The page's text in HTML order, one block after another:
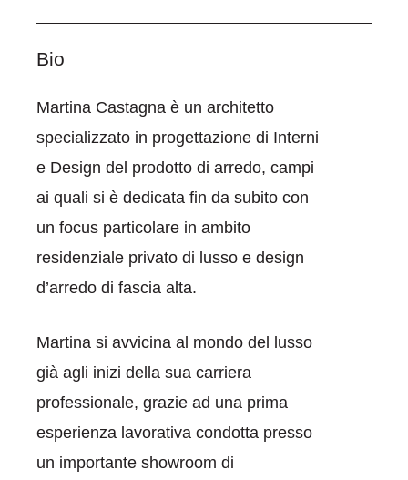
Bio
Martina Castagna è un architetto
specializzato in progettazione di Interni
e Design del prodotto di arredo, campi
ai quali si è dedicata fin da subito con
un focus particolare in ambito
residenziale privato di lusso e design
d’arredo di fascia alta.
Martina si avvicina al mondo del lusso
già agli inizi della sua carriera
professionale, grazie ad una prima
esperienza lavorativa condotta presso
un importante showroom di